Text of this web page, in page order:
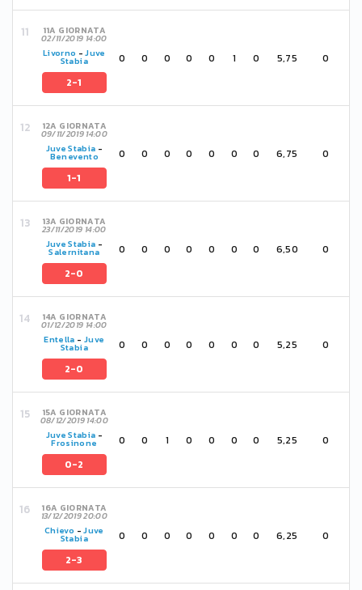
11A GIORNATA
02/11/2019 14:00
Livorno -Juve
Stabia
2-1
0 0 0 0 0 1 0 5,75 0
12A GIORNATA
09/11/2019 14:00
Juve Stabia -
Benevento
1-1
0 0 0 0 0 0 0 6,75 0
13A GIORNATA
23/11/2019 14:00
Juve Stabia -
Salernitana
2-0
0 0 0 0 0 0 0 6,50 0
14A GIORNATA
01/12/2019 14:00
Entella - Juve
Stabia
2-0
0 0 0 0 0 0 0 5,25 0
15A GIORNATA
08/12/2019 14:00
Juve Stabia -
Frosinone
0-2
0 0 1 0 0 0 0 5,25 0
16A GIORNATA
13/12/2019 20:00
Chievo -Juve
Stabia
2-3
0 0 0 0 0 0 0 6,25 0